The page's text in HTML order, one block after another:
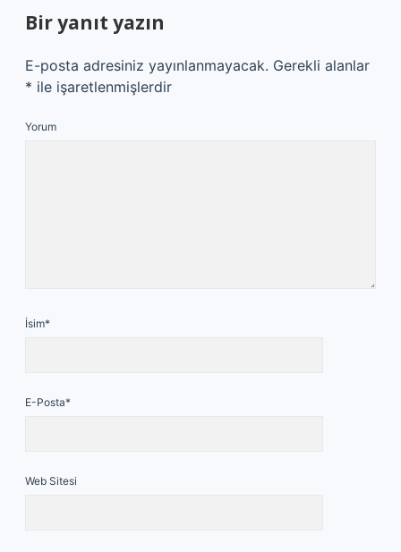
Bir yanıt yazın
E-posta adresiniz yayınlanmayacak. Gerekli alanlar
* ile işaretlenmişlerdir
Yorum
İsim*
E-Posta*
Web Sitesi